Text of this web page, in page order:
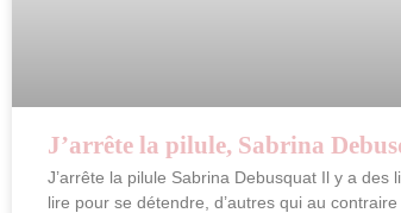
J’arrête la pilule, Sabrina
J’arrête la pilule Sabrina Debusquat Il y a des
lire pour se détendre, d’autres qui au